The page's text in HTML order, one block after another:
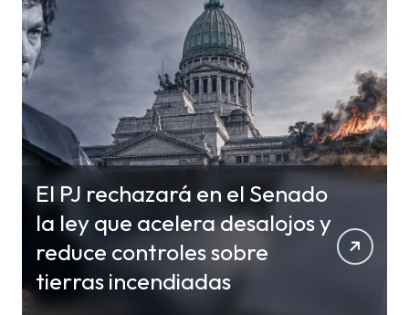
El PJ rechazará en el Senado
la ley que acelera desalojos y
reduce controles sobre
tierras incendiadas